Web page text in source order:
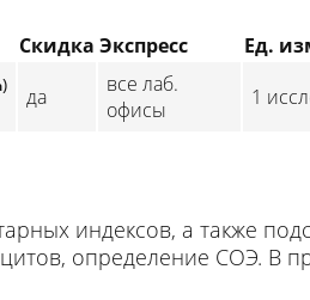
Скидка Экспресс Ед.
)
да
все лаб.
офисы
1
индексов, а также
определение СОЭ. В